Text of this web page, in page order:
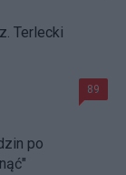
Terlecki
89
po